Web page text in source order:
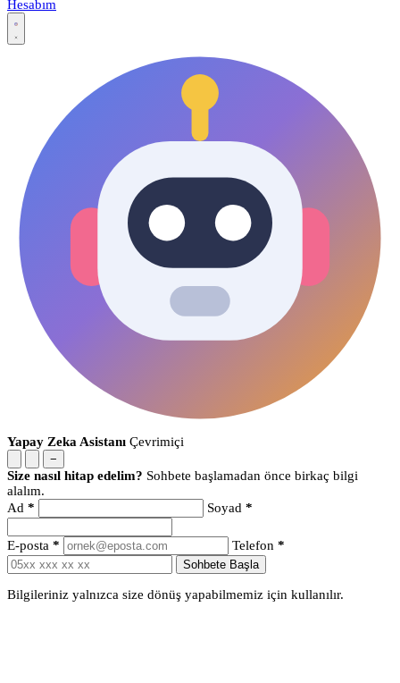
Hesabım
Yapay Zeka Asistanı Çevrimiçi
−
Size nasıl hitap edelim? Sohbete başlamadan önce birkaç bilgi
alalım.
Ad * Soyad *
E-posta * Telefon *
Sohbete Başla
Bilgileriniz yalnızca size dönüş yapabilmemiz için kullanılır.